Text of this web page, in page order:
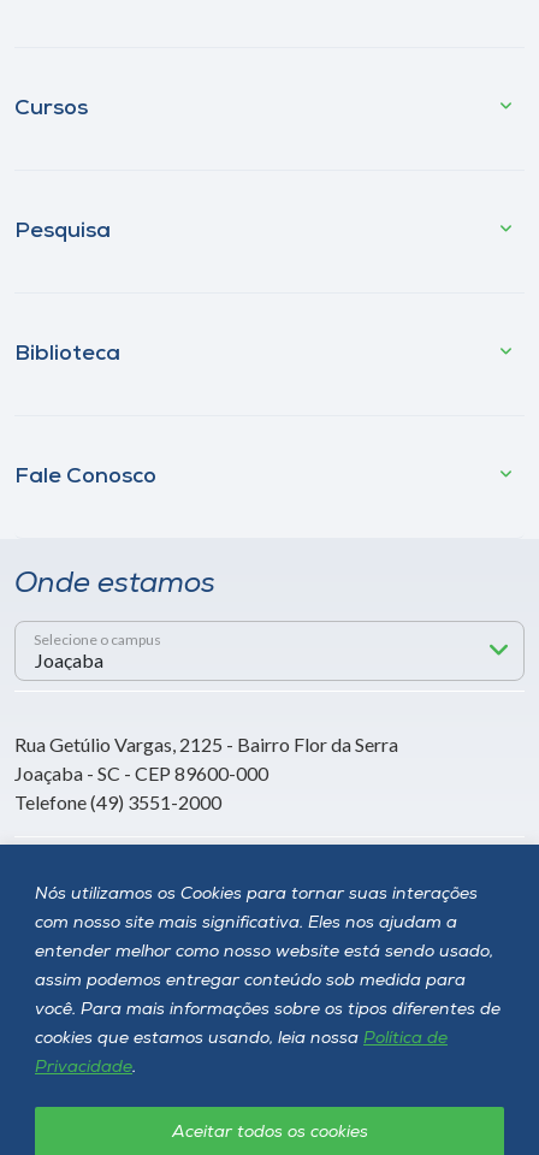
Nós utilizamos os Cookies para tornar suas interações
com nosso site mais significativa. Eles nos ajudam a
entender melhor como nosso website está sendo usado,
assim podemos entregar conteúdo sob medida para
você. Para mais informações sobre os tipos diferentes de
cookies que estamos usando, leia nossa Política de
Privacidade.
Aceitar todos os cookies
Cursos
Pesquisa
Biblioteca
Fale Conosco
Onde estamos
Selecione o campus
Rua Getúlio Vargas, 2125 - Bairro Flor da Serra
Joaçaba - SC - CEP 89600-000
Telefone (49) 3551-2000
Siga a Unoesc